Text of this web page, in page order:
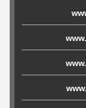
Ürünler